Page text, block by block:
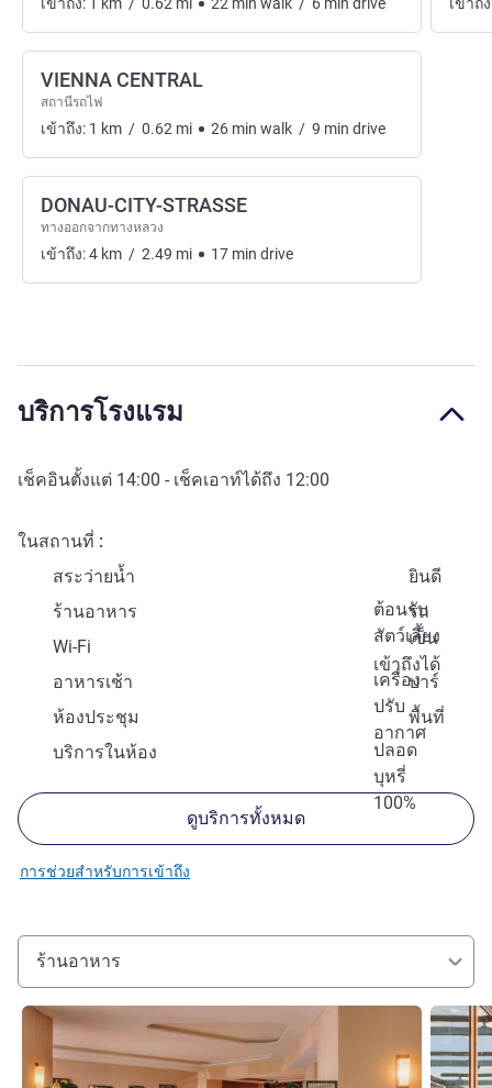
VIENNA CENTRAL
สถานีรถไฟ
เข้าถึง: 1 km / 0.62 mi 26 min walk / 9 min drive
DONAU-CITY-STRASSE
ทางออกจากทางหลวง
เข้าถึง:4 km / 2.49 mi 17 min drive
บริการโรงแรม
เช็คอินตั้งแต่ 14:00 - เช็คเอาท์ได้ถึง 12:00
ในสถานที่
สระว่ายน้ำ
ยินดี
ต้อนรับ
สัตว์เลี้ยง
ร้านอาหาร
รถ
เข็น
เข้าถึงได้
Wi-Fi
เครื่อง
ปรับ
อากาศ
อาหารเช้า
บาร์
ห้องประชุม
พื้นที่
ปลอด
บุหรี่
100%
บริการในห้อง
ดูบริการทั้งหมด
การช่วยสำหรับการเข้าถึง
ร้านอาหาร
ดูรายละเอียด ดูรายละ